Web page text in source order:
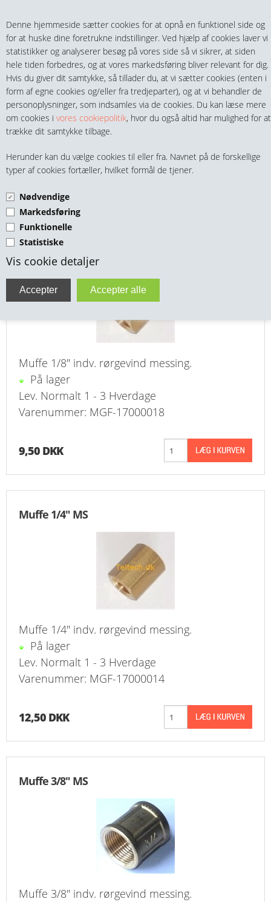
Denne hjemmeside sætter cookies for at opnå en funktionel side og
for at huske dine foretrukne indstillinger. Ved hjælp af cookies laver vi
statistikker og analyserer besøg på vores side så vi sikrer, at siden
hele tiden forbedres, og at vores markedsføring bliver relevant for dig.
Hvis du giver dit samtykke, så tillader du, at vi sætter cookies (enten i
form af egne cookies og/eller fra tredjeparter), og at vi behandler de
personoplysninger, som indsamles via de cookies. Du kan læse mere
om cookies i vores cookiepolitik, hvor du også altid har mulighed for at
trække dit samtykke tilbage.
Herunder kan du vælge cookies til eller fra. Navnet på de forskellige
typer af cookies fortæller, hvilket formål de tjener.
Nødvendige
Markedsføring
Funktionelle
Statistiske
Vis cookie detaljer
Teltech.dk 0 vare(r) i kurven
0,00 DKK
MENU
HANER & VENTILER
SLANGER, KOBLINGER & TILBEHØR
RØR & TILBEHØR
TEKNIK & AUTOMATIK
VA FITTINGS & VENTILER
VÆRKTØJ
BEFÆSTIGELSE
TILBUD
PROFIL
MUFFE BSPP MS
Muffe 1/8" MS
Muffe 1/8" indv. rørgevind messing.
På lager
Lev. Normalt 1 - 3 Hverdage
Varenummer: MGF-17000018
9,50 DKK
Muffe 1/4" MS
Muffe 1/4" indv. rørgevind messing.
På lager
Lev. Normalt 1 - 3 Hverdage
Varenummer: MGF-17000014
12,50 DKK
Muffe 3/8" MS
Muffe 3/8" indv. rørgevind messing.